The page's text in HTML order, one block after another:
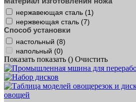
нержавеющая сталь (1)
нержвеющая сталь (7)
Способ установки
настольный (8)
напольный (0)
Показать показать () Очистить